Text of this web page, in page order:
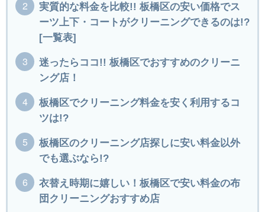
実質的な料金を比較!! 板橋区の安い価格でス
ーツ上下・コートがクリーニングできるのは!?
[一覧表]
迷ったらココ!! 板橋区でおすすめのクリーニ
ング店！
板橋区でクリーニング料金を安く利用するコ
ツは!?
板橋区のクリーニング店探しに安い料金以外
でも選ぶなら!?
衣替え時期に嬉しい！板橋区で安い料金の布
団クリーニングおすすめ店